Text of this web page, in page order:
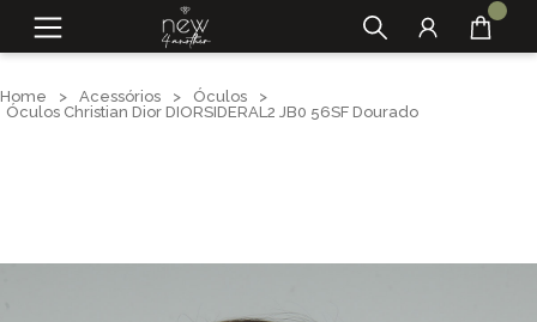
Home > Acessórios > Óculos
>
Óculos Christian Dior DIORSIDERAL2 JB0 56SF Dourado